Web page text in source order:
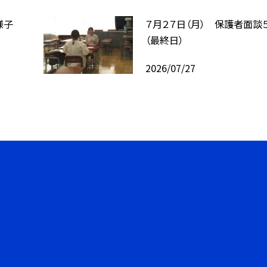
子
７月２７日（月） 保護者面談
（最終日）
2026/07/27